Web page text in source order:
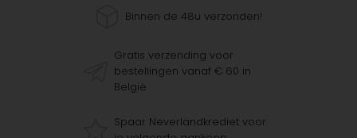
Binnen de 48u verzonden!
Gratis verzending voor
bestellingen vanaf € 60 in
België
Spaar Neverlandkrediet voor